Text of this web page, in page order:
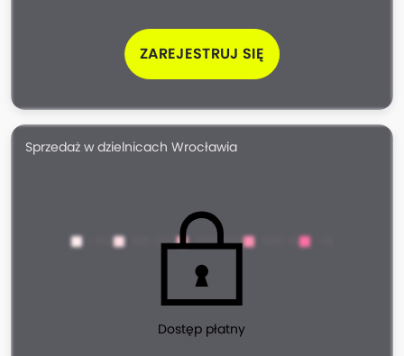
ZAREJESTRUJ SIĘ
Sprzedaż w dzielnicach Wrocławia
Dostęp płatny
<100 100-200 200-500 500-1k